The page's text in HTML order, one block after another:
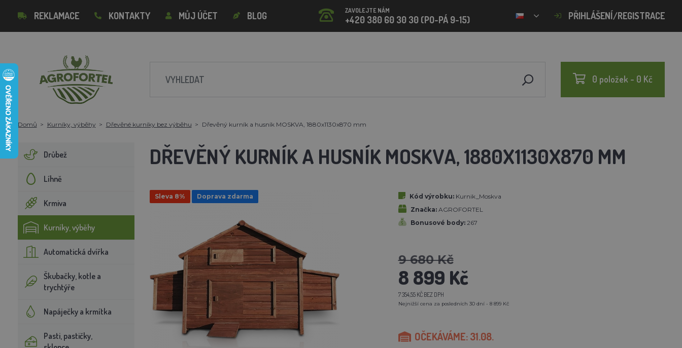
REKLAMACE KONTAKTY MŮJ ÚČET BLOG ZAVOLEJTE NÁM
+420 380 60 30 30 (PO-PÁ 9-15) PŘIHLÁŠENÍ/REGISTRACE
0 položek - 0 Kč
Domů Kurníky, výběhy Dřevěné kurníky bez výběhu Dřevěný kurník a husník MOSKVA, 1880x1130x870 mm
Drůbež
Líhně
Krmiva
Kurníky, výběhy
Automatická dvířka
Škubačky, kotle a
trychtýře
Napáječky a krmítka
Pasti, pastičky,
DŘEVĚNÝ KURNÍK A HUSNÍK MOSKVA, 1880X1130X870 MM
Sleva 8% Doprava zdarma Kód výrobku: Kurnik_Moskva
Značka: AGROFORTEL
Bonusové body: 267
9 680 Kč
8 899 Kč
7 354,55 KČ BEZ DPH
Nejnižší cena za posledních 30 dní - 8 899 Kč
OČEKÁVÁME: 31.08.